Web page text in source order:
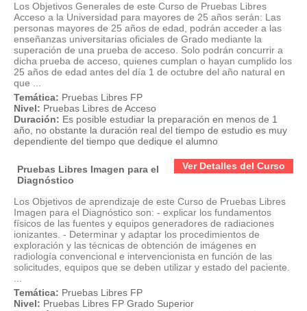
Los Objetivos Generales de este Curso de Pruebas Libres
Acceso a la Universidad para mayores de 25 años serán: Las
personas mayores de 25 años de edad, podrán acceder a las
enseñanzas universitarias oficiales de Grado mediante la
superación de una prueba de acceso. Solo podrán concurrir a
dicha prueba de acceso, quienes cumplan o hayan cumplido los
25 años de edad antes del día 1 de octubre del año natural en
que ...
Temática: Pruebas Libres FP
Nivel: Pruebas Libres de Acceso
Duración: Es posible estudiar la preparación en menos de 1
año, no obstante la duración real del tiempo de estudio es muy
dependiente del tiempo que dedique el alumno
Ver Detalles del Curso
Pruebas Libres Imagen para el
Diagnóstico
Los Objetivos de aprendizaje de este Curso de Pruebas Libres
Imagen para el Diagnóstico son: - explicar los fundamentos
físicos de las fuentes y equipos generadores de radiaciones
ionizantes. - Determinar y adaptar los procedimientos de
exploración y las técnicas de obtención de imágenes en
radiología convencional e intervencionista en función de las
solicitudes, equipos que se deben utilizar y estado del paciente.
Temática: Pruebas Libres FP
Nivel: Pruebas Libres FP Grado Superior